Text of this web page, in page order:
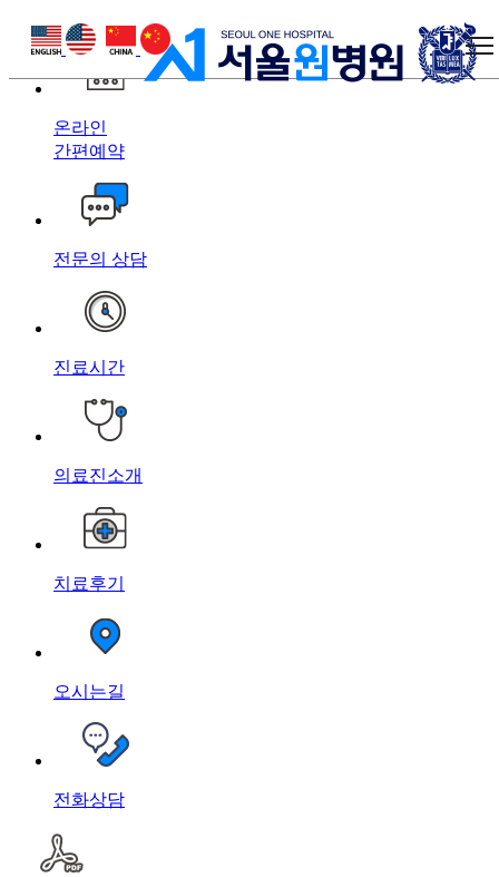
상단 바로가기 본문 바로가기
온라인
간편예약
전문의 상담
진료시간
의료진소개
치료후기
오시는길
전화상담